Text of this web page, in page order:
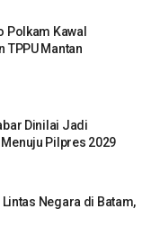
Polkam Kawal
TPPU Mantan
Dinilai Jadi
Pilpres 2029
Negara di Batam,